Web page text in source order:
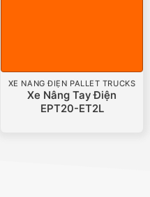
XE NÂNG ĐIỆN PALLET TRUCKS
Xe Nâng Tay Điện
EPT20-ET2L